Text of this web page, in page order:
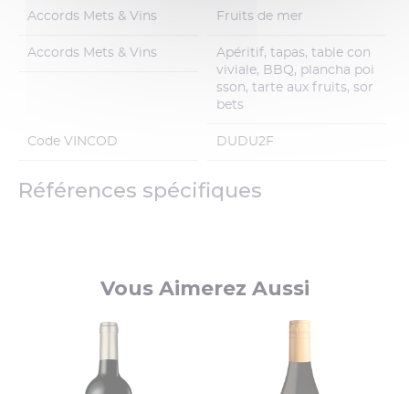
Accords Mets & Vins Fruits de mer
Accords Mets & Vins
Apéritif, tapas, table con
viviale, BBQ, plancha poi
sson, tarte aux fruits, sor
bets
Code VINCOD DUDU2F
Références spécifiques
Vous Aimerez Aussi